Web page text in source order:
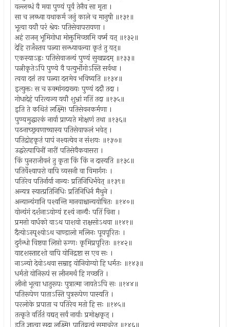
यल्लब्धं वै मया पुण्यं पूर्वं तेनैव सा मृता ।
सा च लब्ध्वा यथाकर्म जनुं काले च मानुषी ॥१३१॥
भूत्वा ययौ परं श्रेयः पतिसेवापरायणा ।
अहं राजन् भूमिगोधा मोक्तुमिच्छामि वर्ष्म यत् ॥१३२॥
देहि राजँस्तव पत्न्या सन्ध्यावल्या कृतं तु यत्॥
एकस्याऽह्नः पतिसेवाजन्यं पुण्यं सुखप्रदम् ॥१३३॥
पत्नीकृतेऽपि पुण्ये वै पत्युर्भोगोऽस्ति सर्वथा ।
त्वया दत्तं तव पत्न्या दत्तमेव भविष्यति ॥१३४॥
इत्युक्तः स च रुक्मांगदाख्यः पुण्यं ददौ तदा ।
गोधादेहं परित्यज्य ययौ शुभ्रां गतिं तदा ॥१३५॥
इति ते कथितं लक्ष्मि! पतिसेवनकर्मणा ।
पुण्यमुद्धारकं नार्या प्राप्यते मोक्षणं तथा ॥१३६॥
पठनाच्छ्रवणाच्चास्य पतिसेवाफलं भवेत् ।
पतिद्रोहकृतं पापं नश्यत्येव न संशयः ॥१३७॥
उद्धरेत्पापिनीं नारीं पतिसेवैकवासरा ।
किं पुनराजीवनं तु कृता किं किं न दास्यति ॥१३८॥
पतिर्वेश्यापरो वापि व्यसनी वा विमार्गगः ।
पतिरेव पतिर्नार्या नान्यः प्रतिनिधिर्भवेत् ॥१३९॥
अन्यत्र स्यात्प्रतिनिधिः प्रतिनिधिर्न मैथुने ।
अन्यान्यंगानि पश्यन्ति मानवाश्चान्ययोषितः ॥१४०॥
योन्यंगं दर्शनाऽयोग्यं दृश्यं नान्यैः पतिं विना ।
प्रमत्तो वार्धको वाऽथ पाशवो राक्षसोऽथवा ॥१४१॥
दैत्योऽस्पृश्योऽथ चाण्डालो मलिनः पूयपूरितः ।
दुर्गन्धो विष्टया लिप्तो रुग्णः कृमिप्रपूरितः ॥१४२॥
यादृशस्तादृशो वापि योनिद्रष्टा स एव सः ।
नाऽन्यो देवोऽथवा सम्राड् योनियोग्यो हि धर्मतः ॥१४३॥
धर्मतो योनिरूपं स लीनमर्थं हि गच्छति ।
लीनो भूत्वा धातुरूपः पुत्रात्मा जायतेऽपि सः ॥१४४॥
पतिरूपेण पाताऽस्ति पुत्ररूपेण पास्यति ।
परलोके प्रपाता च पतिरेव मतो हि सः ॥१४५॥
तत्कृते वर्तितं यद्यत् सर्वं नार्याः प्रमोक्षकृत् ।